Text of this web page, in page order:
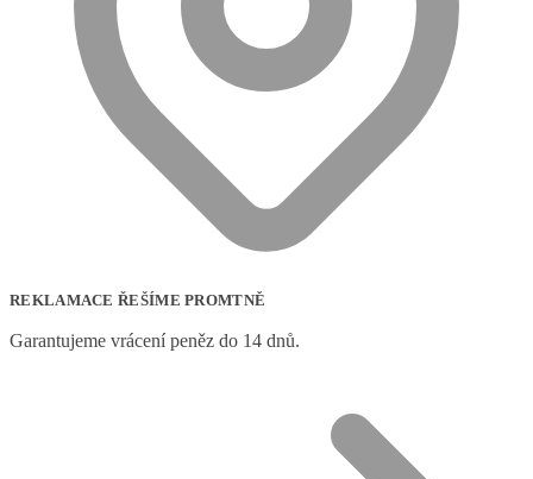
REKLAMACE ŘEŠÍME PROMTNĚ
Garantujeme vrácení peněz do 14 dnů.